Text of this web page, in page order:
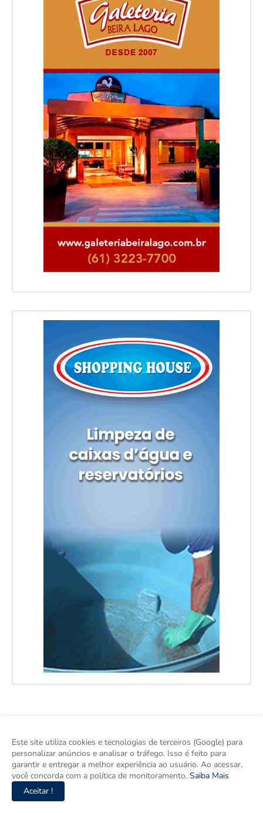
Este site utiliza cookies e tecnologias de terceiros (Google) para
personalizar anúncios e analisar o tráfego. Isso é feito para
garantir e entregar a melhor experiência ao usuário. Ao acessar,
você concorda com a política de monitoramento. Saiba Mais
Aceitar !